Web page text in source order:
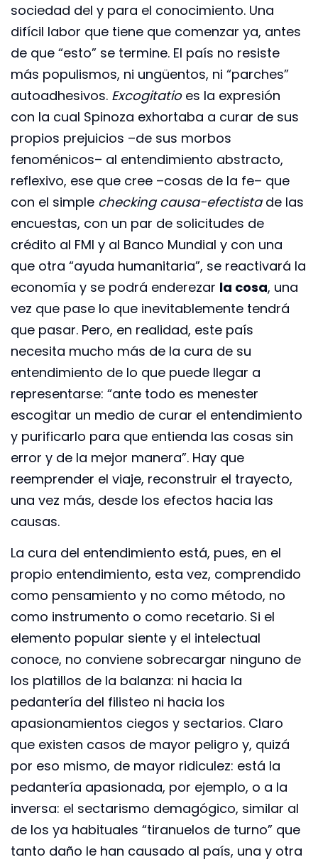
sociedad del y para el conocimiento. Una
difícil labor que tiene que comenzar ya, antes
de que “esto” se termine. El país no resiste
más populismos, ni ungüentos, ni “parches”
autoadhesivos. Excogitatio es la expresión
con la cual Spinoza exhortaba a curar de sus
propios prejuicios –de sus morbos
fenoménicos– al entendimiento abstracto,
reflexivo, ese que cree –cosas de la fe– que
con el simple checking causa-efectistade las
encuestas, con un par de solicitudes de
crédito al FMI y al Banco Mundial y con una
que otra “ayuda humanitaria”, se reactivará la
economía y se podrá enderezar la cosa, una
vez que pase lo que inevitablemente tendrá
que pasar. Pero, en realidad, este país
necesita mucho más de la cura de su
entendimiento de lo que puede llegar a
representarse: “ante todo es menester
escogitar un medio de curar el entendimiento
y purificarlo para que entienda las cosas sin
error y de la mejor manera”. Hay que
reemprender el viaje, reconstruir el trayecto,
una vez más, desde los efectos hacia las
causas.
La cura del entendimiento está, pues, en el
propio entendimiento, esta vez, comprendido
como pensamiento y no como método, no
como instrumento o como recetario. Si el
elemento popular siente y el intelectual
conoce, no conviene sobrecargar ninguno de
los platillos de la balanza: ni hacia la
pedantería del filisteo ni hacia los
apasionamientos ciegos y sectarios. Claro
que existen casos de mayor peligro y, quizá
por eso mismo, de mayor ridiculez: está la
pedantería apasionada, por ejemplo, o a la
inversa: el sectarismo demagógico, similar al
de los ya habituales “tiranuelos de turno” que
tanto daño le han causado al país, una y otra